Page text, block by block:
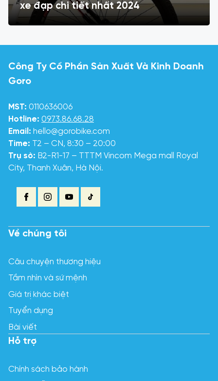
xe đạp chi tiết nhất 2024
Công Ty Cổ Phần Sản Xuất Và Kinh Doanh
Goro
MST: 0110636006
Hotline: 0973.86.68.28
Email: hello@gorobike.com
Time: T2 – CN, 8:30 – 20:00
Trụ sở: B2-R1-17 – TTTM Vincom Mega mall Royal
City, Thanh Xuân, Hà Nội.
Về chúng tôi
Câu chuyện thương hiệu
Tầm nhìn và sứ mệnh
Giá trị khác biệt
Tuyển dụng
Bài viết
Hỗ trợ
Chính sách bảo hành